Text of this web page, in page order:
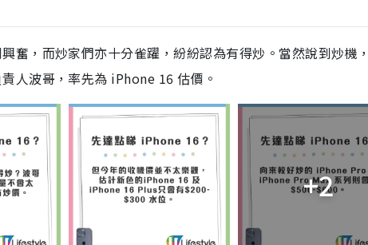
奮，而炒家們亦十分雀躍，紛紛認為有得炒。當然說到炒機
人波哥，率先為 iPhone 16 估價。
+2